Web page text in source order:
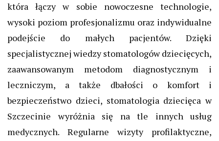
która łączy w sobie nowoczesne technologie,
wysoki poziom profesjonalizmu oraz indywidualne
podejście do małych pacjentów. Dzięki
specjalistycznej wiedzy stomatologów dziecięcych,
zaawansowanym metodom diagnostycznym i
leczniczym, a także dbałości o komfort i
bezpieczeństwo dzieci, stomatologia dziecięca w
Szczecinie wyróżnia się na tle innych usług
medycznych. Regularne wizyty profilaktyczne,